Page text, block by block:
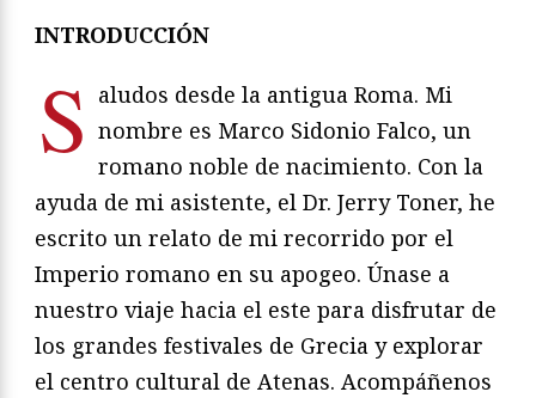
INTRODUCCIÓN
S aludos desde la antigua Roma. Mi
nombre es Marco Sidonio Falco, un
romano noble de nacimiento. Con la
ayuda de mi asistente, el Dr. Jerry Toner, he
escrito un relato de mi recorrido por el
Imperio romano en su apogeo. Únase a
nuestro viaje hacia el este para disfrutar de
los grandes festivales de Grecia y explorar
el centro cultural de Atenas. Acompáñenos